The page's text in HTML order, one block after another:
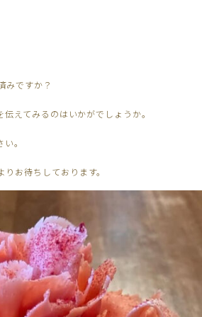
みですか？
えてみるのはいかがでしょうか。
。
お待ちしております。